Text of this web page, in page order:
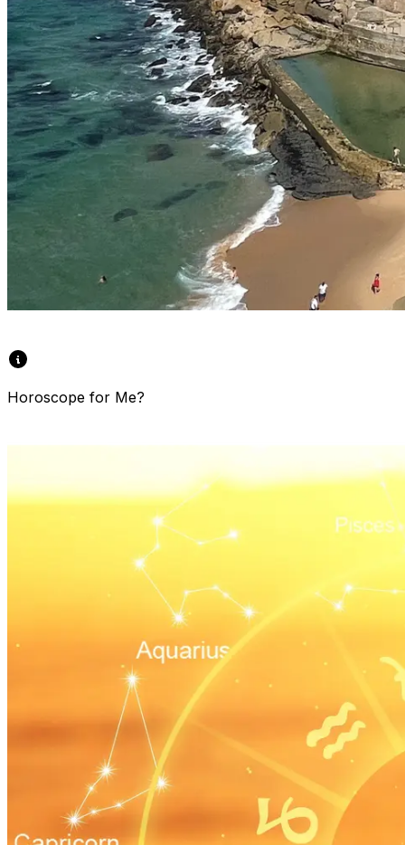
Horoscope for Me?